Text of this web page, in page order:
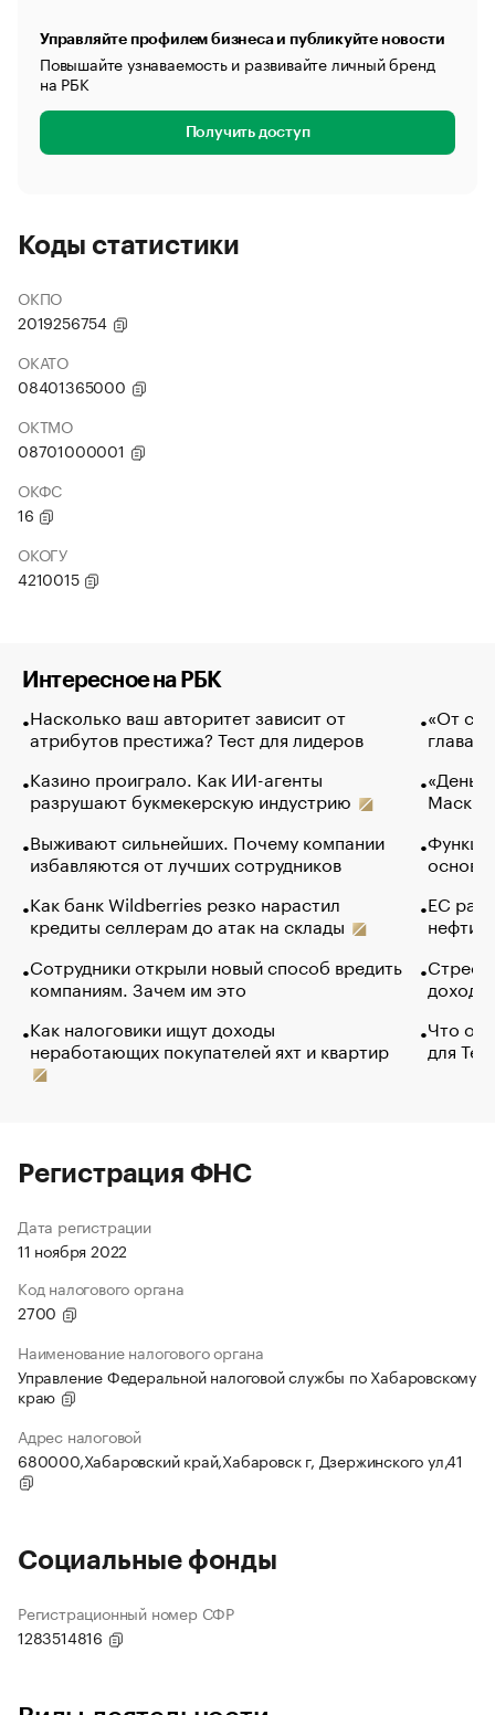
Управляйте профилем бизнеса и публикуйте новости
Повышайте узнаваемость и развивайте личный бренд
на РБК
Получить доступ
Коды статистики
ОКПО
2019256754
ОКАТО
08401365000
ОКТМО
08701000001
ОКФС
16
ОКОГУ
4210015
Интересное на РБК
Насколько ваш авторитет зависит от
атрибутов престижа? Тест для лидеров
Казино проиграло. Как ИИ-агенты
разрушают букмекерскую индустрию
Выживают сильнейших. Почему компании
избавляются от лучших сотрудников
Как банк Wildberries резко нарастил
кредиты селлерам до атак на склады
Сотрудники открыли новый способ вредить
компаниям. Зачем им это
Как налоговики ищут доходы
неработающих покупателей яхт и квартир
«От
глава
Маск в
основ
ЕС
нефти
Что
для
Регистрация ФНС
Дата регистрации
11 ноября 2022
Код налогового органа
2700
Наименование налогового органа
Управление Федеральной налоговой службы по Хабаровскому
краю
Адрес налоговой
680000,Хабаровский край,Хабаровск г, Дзержинского ул,41
Социальные фонды
Регистрационный номер СФР
1283514816